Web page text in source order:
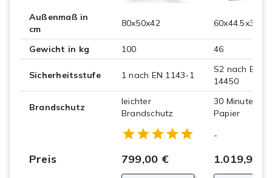
Außenmaß in
cm
80x50x42 60x44.5x39
Gewicht in kg 100 46
Sicherheitsstufe 1 nach EN 1143-1
S2 nach EN
14450
Brandschutz
leichter
Brandschutz
30 Minuten
Papier
Empty
-
Preis 799,00 € 1.019,90 €